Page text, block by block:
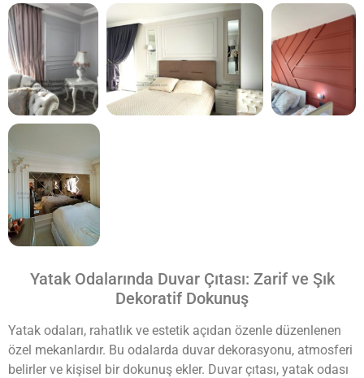
Yatak Odalarında Duvar Çıtası: Zarif ve Şık
Dekoratif Dokunuş
Yatak odaları, rahatlık ve estetik açıdan özenle düzenlenen
özel mekanlardır. Bu odalarda duvar dekorasyonu, atmosferi
belirler ve kişisel bir dokunuş ekler. Duvar çıtası, yatak odası